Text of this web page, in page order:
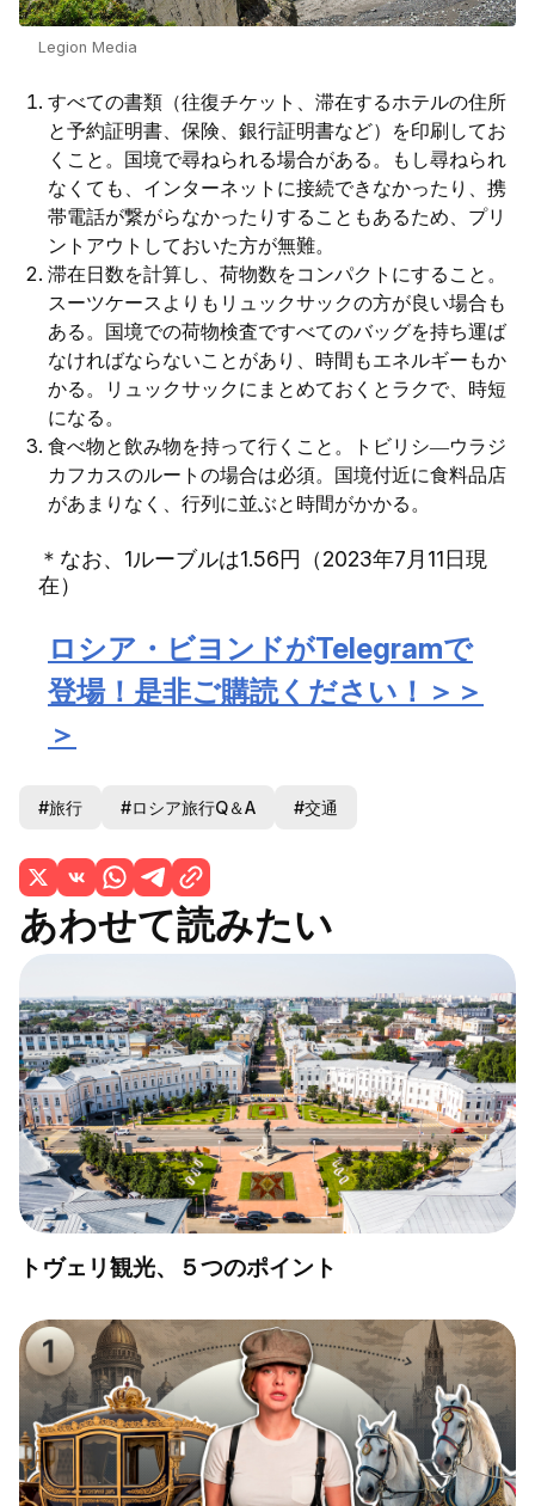
Legion Media
すべての書類（往復チケット、滞在するホテルの住所
と予約証明書、保険、銀行証明書など）を印刷してお
くこと。国境で尋ねられる場合がある。もし尋ねられ
なくても、インターネットに接続できなかったり、携
帯電話が繋がらなかったりすることもあるため、プリ
ントアウトしておいた方が無難。
滞在日数を計算し、荷物数をコンパクトにすること。
スーツケースよりもリュックサックの方が良い場合も
ある。国境での荷物検査ですべてのバッグを持ち運ば
なければならないことがあり、時間もエネルギーもか
かる。リュックサックにまとめておくとラクで、時短
になる。
食べ物と飲み物を持って行くこと。トビリシ―ウラジ
カフカスのルートの場合は必須。国境付近に食料品店
があまりなく、行列に並ぶと時間がかかる。
＊なお、1ルーブルは1.56円（2023年7月11日現
在）
ロシア・ビヨンドがTelegramで
登場！是非ご購読ください！＞＞
＞
#旅行 #ロシア旅行Q＆A #交通
あわせて読みたい
トヴェリ観光、５つのポイント